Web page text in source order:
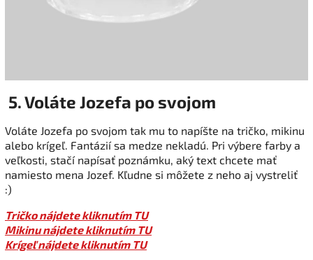
5. Voláte Jozefa po svojom
Voláte Jozefa po svojom tak mu to napíšte na tričko, mikinu
alebo krígeľ. Fantázií sa medze nekladú. Pri výbere farby a
veľkosti, stačí napísať poznámku, aký text chcete mať
namiesto mena Jozef. Kľudne si môžete z neho aj vystreliť
:)
Tričko nájdete kliknutím TU
Mikinu nájdete kliknutím TU
Krígeľ nájdete kliknutím TU